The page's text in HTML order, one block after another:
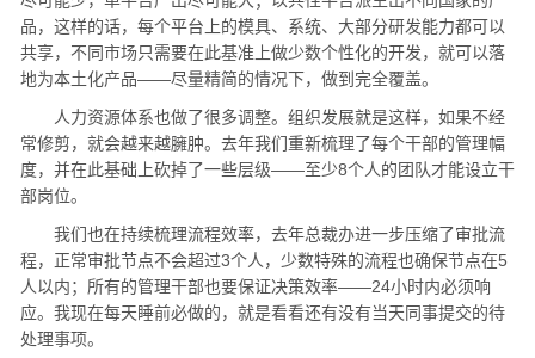
品，这样的话，每个平台上的模具、系统、大部分研发能力都可以
共享，不同市场只需要在此基准上做少数个性化的开发，就可以落
地为本土化产品——尽量精简的情况下，做到完全覆盖。
人力资源体系也做了很多调整。组织发展就是这样，如果不经
常修剪，就会越来越臃肿。去年我们重新梳理了每个干部的管理幅
度，并在此基础上砍掉了一些层级——至少8个人的团队才能设立干
部岗位。
我们也在持续梳理流程效率，去年总裁办进一步压缩了审批流
程，正常审批节点不会超过3个人，少数特殊的流程也确保节点在5
人以内；所有的管理干部也要保证决策效率——24小时内必须响
应。我现在每天睡前必做的，就是看看还有没有当天同事提交的待
处理事项。